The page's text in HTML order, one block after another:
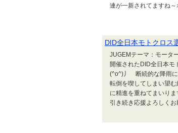
連が一新されてますね
DID全日本モトクロス
JUGEMテーマ：モータ
開催されたDID全日本
(^o^)丿 断続的な降雨に
転倒を喫してしまい望
に精進を重ねてまいり
引き続き応援よろしく